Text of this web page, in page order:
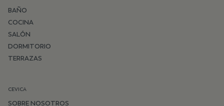
BAÑO
COCINA
SALÓN
DORMITORIO
TERRAZAS
CEVICA
SOBRE NOSOTROS